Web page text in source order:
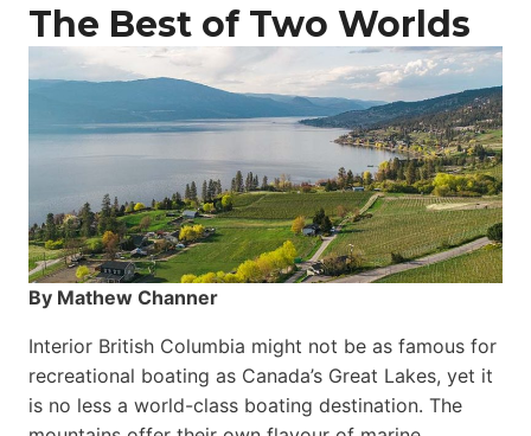
The Best of Two Worlds
By Mathew Channer
Interior British Columbia might not be as famous for
recreational boating as Canada’s Great Lakes, yet it
is no less a world-class boat­ing destination. The